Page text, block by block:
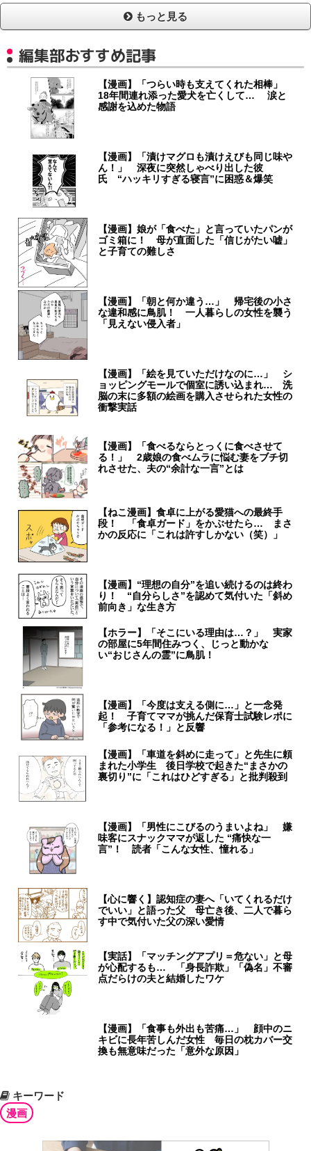
もっと見る
編集部おすすめ記事
【漫画】「つらい時も支えてくれた相棒」
18年間連れ添った愛犬を亡くして… 涙と
感謝を込めた物語
【漫画】「漬けマグロも漬けえびも同じ味や
ん！」 深夜に突然しゃべり出した彼
氏 “ハッキリすぎる寝言”に困惑＆爆笑
【漫画】娘が「食べた」と言っていたパンが
ゴミ箱に！ 母が直面した「信じがたい嘘」
と子育ての難しさ
【漫画】「朝と何か違う…」 帰宅後の小さ
な違和感に鳥肌！ 一人暮らしの女性を襲う
「見えない侵入者」
【漫画】「絵を見ていただけなのに…」 シ
ョッピングモールで個室に誘い込まれ… 洗
脳の末に多額の絵画を購入させられた女性の
衝撃実話
【漫画】「食べるならとっくに食べさせて
る！」 2歳娘の食べムラに悩む妻をブチ切
れさせた、夫の“余計な一言”とは
【ねこ漫画】食卓に上がる愛猫への最終手
段！ 「食卓ガード」をかぶせたら… まさ
かの反応に「これは許すしかない（笑）」
【漫画】“理想の自分”を追い続けるのは終わ
り！ “自分らしさ”を認めて気付いた「斜め
前向き」な生き方
【ホラー】「そこにいる理由は…？」 実家
の部屋に5年間住みつく、じっと動かな
い“おじさんの霊”に鳥肌！
【漫画】「今度は支える側に…」と一念発
起！ 子育てママが挑んだ保育士試験レポに
「参考になる！」と反響
【漫画】「車道を斜めに走って」と先生に頼
まれた小学生 後日学校で起きた“まさかの
裏切り”に「これはひどすぎる」と批判殺到
【漫画】「男性にこびるのうまいよね」 嫌
味客にスナックママが返した “痛快な一
言”！ 読者「こんな女性、憧れる」
【心に響く】認知症の妻へ「いてくれるだけ
でいい」と語った父 母亡き後、二人で暮ら
す中で気付いた父の深い愛情
【実話】「マッチングアプリ＝危ない」と母
が心配するも… 「身長詐欺」「偽名」不審
点だらけの夫と結婚したワケ
【漫画】「食事も外出も苦痛…」 顔中のニ
キビに長年苦しんだ女性 毎日の枕カバー交
換も無意味だった「意外な原因」
キーワード
漫画